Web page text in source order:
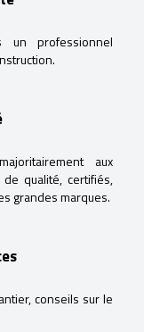
professionnel
aux
qualité, certifiés,
grandes marques.
conseils sur le